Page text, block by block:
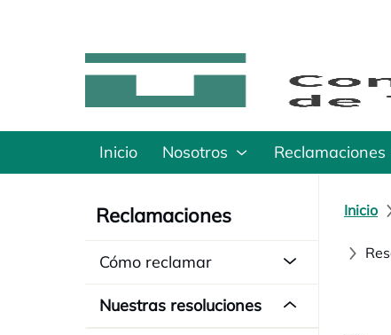
Inicio Nosotros Reclamaciones
Reclamaciones
Cómo reclamar
Nuestras resoluciones
Inicio